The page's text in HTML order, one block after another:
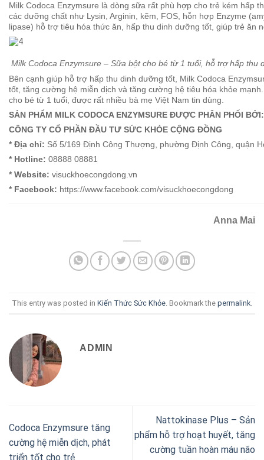
Milk Codoca Enzymsure là dòng sữa rất phù hợp cho trẻ kém hấp
các dưỡng chất như Lysin, Arginin, kẽm, FOS, hỗn hợp Enzyme
lipase) hỗ trợ tiêu hóa thức ăn, hấp thu dinh dưỡng tốt, giúp trẻ ăn
Milk Codoca Enzymsure – Sữa bột cho bé từ 1 tuổi, hỗ trợ hấp thu
Bên cạnh giúp hỗ trợ hấp thu dinh dưỡng tốt, Milk Codoca
tốt, tăng cường hệ miễn dịch và tăng cường hệ tiêu hóa khỏe
cho bé từ 1 tuổi, được rất nhiều bà mẹ Việt Nam tin dùng.
SẢN PHẨM MILK CODOCA ENZYMSURE ĐƯỢC PHÂN PHỐI BỞI:
CÔNG TY CỔ PHẦN ĐẦU TƯ SỨC KHỎE CỘNG ĐỒNG
* Địa chỉ: Số 5/169 Định Công Thượng, phường Định Công, quận
* Hotline: 08888 08881
* Website: visuckhoecongdong.vn
* Facebook: https://www.facebook.com/visuckhoecongdong
Anna Mai
This entry was posted in Kiến Thức Sức Khỏe . Bookmark the permalink
ADMIN
Codoca Enzymsure tăng
cường hệ miễn dịch, phát
triển tốt cho trẻ
Nattokinase Plus – Sản
phẩm hỗ trợ hoạt huyết, tăng
cường tuần hoàn máu não